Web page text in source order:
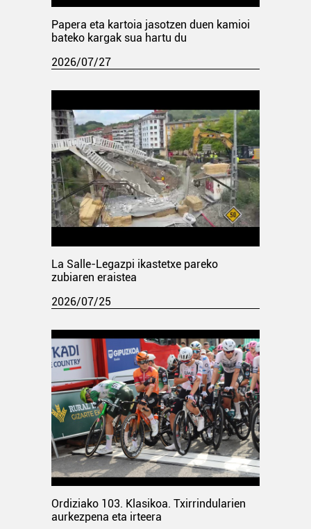
Papera eta kartoia jasotzen duen kamioi
bateko kargak sua hartu du
2026/07/27
La Salle-Legazpi ikastetxe pareko
zubiaren eraistea
2026/07/25
Ordiziako 103. Klasikoa. Txirrindularien
aurkezpena eta irteera